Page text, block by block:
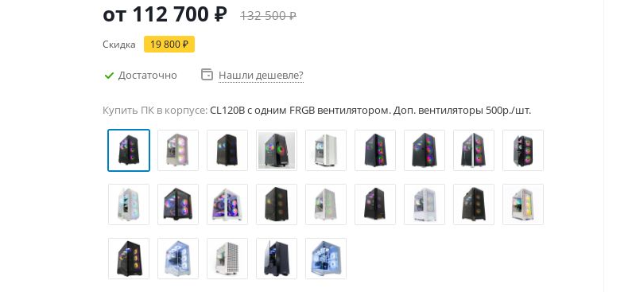
от 112 700 ₽ 132 500 ₽
Скидка 19 800 ₽
Достаточно Нашли дешевле?
Купить ПК в корпусе:CL120B c одним FRGB вентилятором. Доп. вентиляторы 500р./шт.